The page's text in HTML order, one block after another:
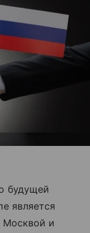
будущей
является
Москвой и